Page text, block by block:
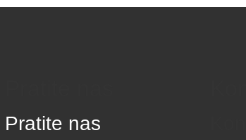
Pratite nas